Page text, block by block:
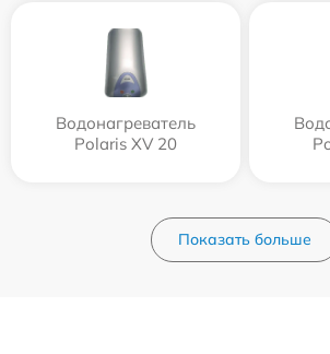
Водонагреватель
Polaris XV 20
Показать больше